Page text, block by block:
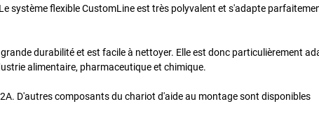
système flexible CustomLine est très polyvalent et s'adapte
durabilité et est facile à nettoyer. Elle est donc particulièrement
alimentaire, pharmaceutique et chimique.
D'autres composants du chariot d'aide au montage sont disponibles